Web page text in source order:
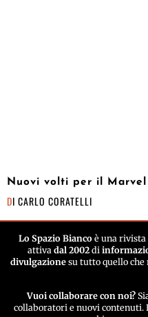
Nuovi volti per il Marvel
DI CARLO CORATELLI
Lo Spazio Biancoè una rivista
attiva dal 2002 di
divulgazione su tutto quello
Vuoi collaborare con noi?
collaboratori e nuovi contenuti.